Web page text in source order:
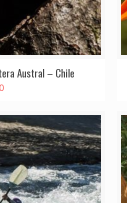
Austral – Chile